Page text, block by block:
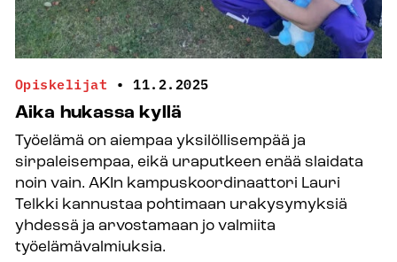
Opiskelijat • 11.2.2025
Aika hukassa kyllä
Työelämä on aiempaa yksilöllisempää ja
sirpaleisempaa, eikä uraputkeen enää slaidata
noin vain. AKIn kampuskoordinaattori Lauri
Telkki kannustaa pohtimaan urakysymyksiä
yhdessä ja arvostamaan jo valmiita
työelämävalmiuksia.